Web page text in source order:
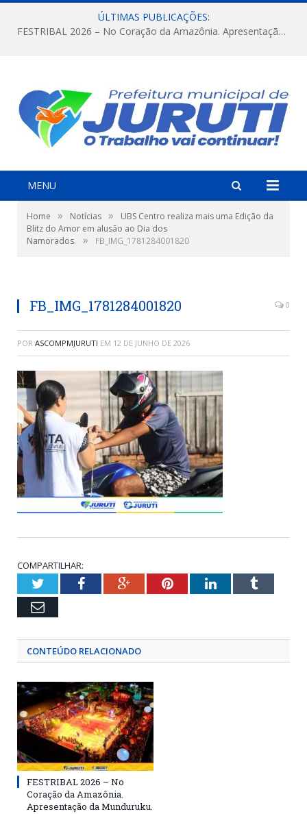
ÚLTIMAS PUBLICAÇÕES:
FESTRIBAL 2026 – No Coração da Amazônia. Apresentação da Munduruku.
MENU
Home » Notícias »
UBS Centro realiza mais uma Edição da
Blitz do Amor em alusão ao Dia dos
Namorados.
» FB_IMG_1781284001820
FB_IMG_1781284001820 0
POR ASCOMPMJURUTI EM 12 DE JUNHO DE 2026
COMPARTILHAR:
TwitterFacebookGoogle+PinterestLinkedInTumblr
Email
CONTEÚDO RELACIONADO
FESTRIBAL 2026 – No
Coração da Amazônia.
Apresentação da Munduruku.